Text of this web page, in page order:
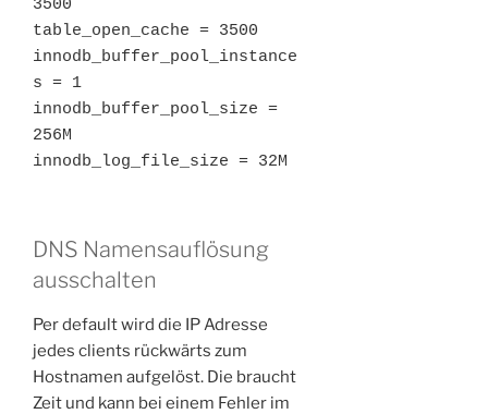
3500
table_open_cache = 3500
innodb_buffer_pool_instance
s = 1
innodb_buffer_pool_size =
256M
innodb_log_file_size = 32M
DNS Namensauflösung
ausschalten
Per default wird die IP Adresse
jedes clients rückwärts zum
Hostnamen aufgelöst. Die braucht
Zeit und kann bei einem Fehler im